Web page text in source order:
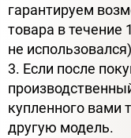
гарантируем
товара в течение
не
3. Если после
купленного вами
другую модель.